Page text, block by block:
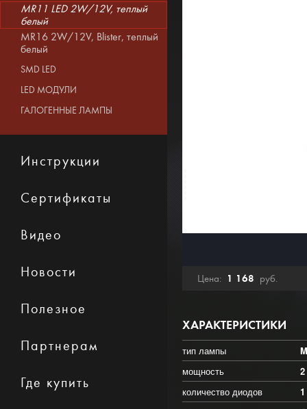
Цена: 1 168 руб.
ХАРАКТЕРИСТИКИ
тип лампы
мощность
количество диодов
1
MR11 LED 2W/12V, теплый
белый
MR16 2W/12V, Blister, теплый
белый
SMD LED
LED МОДУЛИ
ГАЛОГЕННЫЕ ЛАМПЫ
Инструкции
Сертификаты
Видео
Новости
Полезное
Партнерам
Где купить